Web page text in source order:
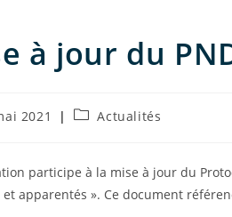
à jour du
2021
PostActualités
participe à la mise à jour du
et apparentés ». Ce document